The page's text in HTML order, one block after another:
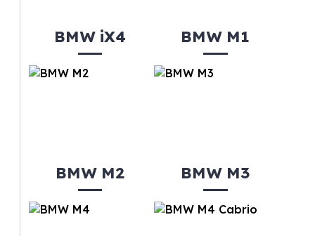
BMW iX4 BMW M1
BMW M2 BMW M3